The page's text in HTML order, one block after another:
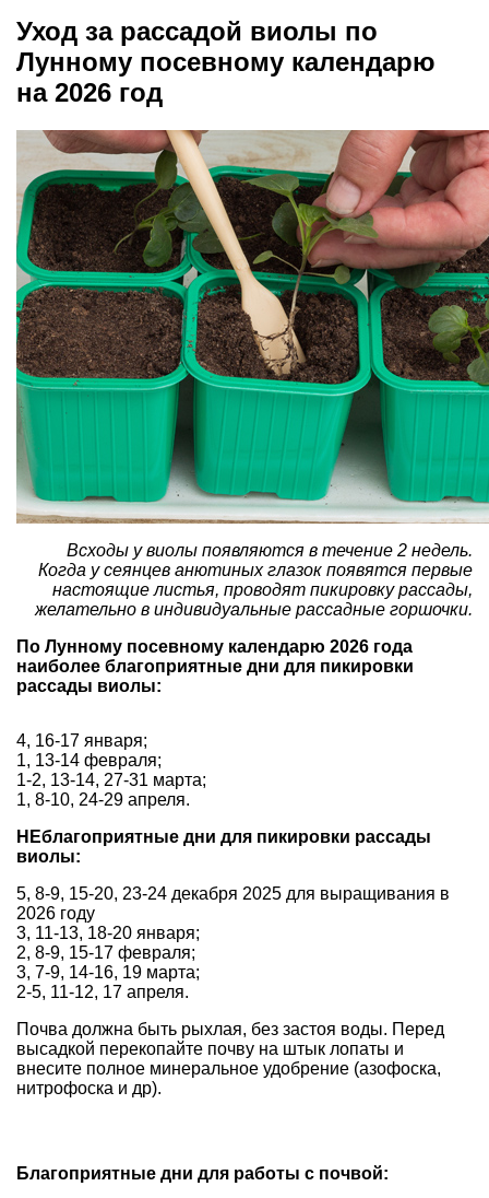
Уход за рассадой виолы по
Лунному посевному календарю
на 2026 год
Всходы у виолы появляются в течение 2 недель.
Когда у сеянцев анютиных глазок появятся первые
настоящие листья, проводят пикировку рассады,
желательно в индивидуальные рассадные горшочки.
По Лунному посевному календарю 2026 года
наиболее благоприятные дни для пикировки
рассады виолы:
4, 16-17 января;
1, 13-14 февраля;
1-2, 13-14, 27-31 марта;
1, 8-10, 24-29 апреля.
НЕблагоприятные дни для пикировки рассады
виолы:
5, 8-9, 15-20, 23-24 декабря 2025 для выращивания в
2026 году
3, 11-13, 18-20 января;
2, 8-9, 15-17 февраля;
3, 7-9, 14-16, 19 марта;
2-5, 11-12, 17 апреля.
Почва должна быть рыхлая, без застоя воды. Перед
высадкой перекопайте почву на штык лопаты и
внесите полное минеральное удобрение (азофоска,
нитрофоска и др).
Благоприятные дни для работы с почвой: